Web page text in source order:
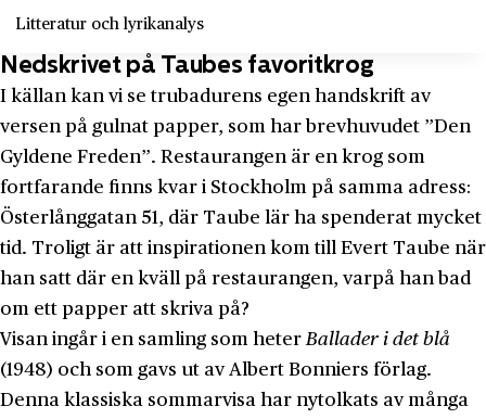
Litteratur och lyrikanalys
Nedskrivet på Taubes favoritkrog
I källan kan vi se trubadurens egen handskrift av
versen på gulnat papper, som har brevhuvudet ”Den
Gyldene Freden”. Restaurangen är en krog som
fortfarande finns kvar i Stockholm på samma adress:
Österlånggatan 51, där Taube lär ha spenderat mycket
tid. Troligt är att inspirationen kom till Evert Taube när
han satt där en kväll på restaurangen, varpå han bad
om ett papper att skriva på?
Visan ingår i en samling som heter Ballader i det blå
(1948) och som gavs ut av Albert Bonniers förlag.
Denna klassiska sommarvisa har nytolkats av många